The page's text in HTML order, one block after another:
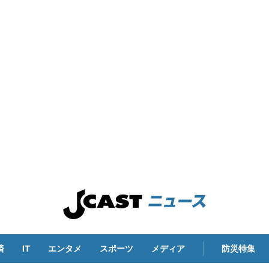
IT エンタメ スポーツ メディア 防災特集